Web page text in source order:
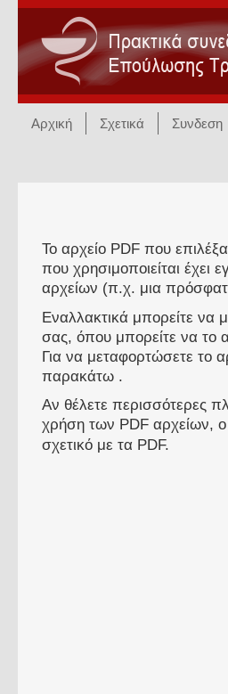
Αρχική Σχετικά Συνδεση
Το αρχείο PDF που
που χρησιμοποιείται
αρχείων (π.χ. μια
Εναλλακτικά μπορείτε να
σας, όπου μπορείτε να το
Για να μεταφορτώσετε το
παρακάτω .
Αν θέλετε περισσότερες
χρήση των PDF αρχείων,
σχετικό με τα PDF.